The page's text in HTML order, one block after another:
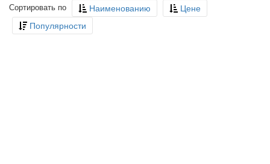
Сортировать по Наименованию
Цене
Популярности